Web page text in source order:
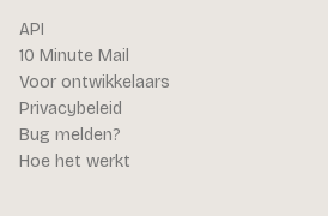
API
10 Minute Mail
Voor ontwikkelaars
Privacybeleid
Bug melden?
Hoe het werkt